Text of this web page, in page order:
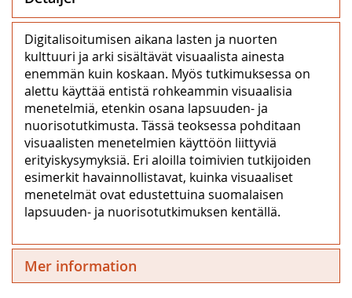
Digitalisoitumisen aikana lasten ja nuorten
kulttuuri ja arki sisältävät visuaalista ainesta
enemmän kuin koskaan. Myös tutkimuksessa on
alettu käyttää entistä rohkeammin visuaalisia
menetelmiä, etenkin osana lapsuuden- ja
nuorisotutkimusta. Tässä teoksessa pohditaan
visuaalisten menetelmien käyttöön liittyviä
erityiskysymyksiä. Eri aloilla toimivien tutkijoiden
esimerkit havainnollistavat, kuinka visuaaliset
menetelmät ovat edustettuina suomalaisen
lapsuuden- ja nuorisotutkimuksen kentällä.
Mer information